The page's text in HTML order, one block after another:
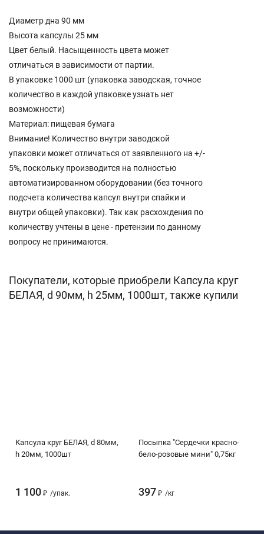
Диаметр дна 90 мм
Высота капсулы 25 мм
Цвет белый. Насыщенность цвета может
отличаться в зависимости от партии.
В упаковке 1000 шт (упаковка заводская, точное
количество в каждой упаковке узнать нет
возможности)
Материал: пищевая бумага
Внимание! Количество внутри заводской
упаковки может отличаться от заявленного на +/-
5%, поскольку производится на полностью
автоматизированном оборудовании (без точного
подсчета количества капсул внутри спайки и
внутри общей упаковки). Так как расхождения по
количеству учтены в цене - претензии по данному
вопросу не принимаются.
Покупатели, которые приобрели Капсула круг
БЕЛАЯ, d 90мм, h 25мм, 1000шт, также купили
Капсула круг БЕЛАЯ, d 80мм,
h 20мм, 1000шт
1 100 ₽ /упак.
Посыпка "Сердечки красно-
бело-розовые мини" 0,75кг
397 ₽ /кг